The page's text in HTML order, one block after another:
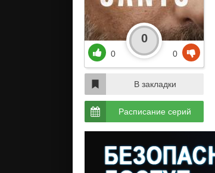
0
0
0
В закладки
Расписание серий